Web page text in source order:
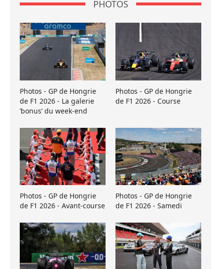
PHOTOS
Photos - GP de Hongrie
de F1 2026 - La galerie
’bonus’ du week-end
Photos - GP de Hongrie
de F1 2026 - Course
Photos - GP de Hongrie
de F1 2026 - Avant-course
Photos - GP de Hongrie
de F1 2026 - Samedi